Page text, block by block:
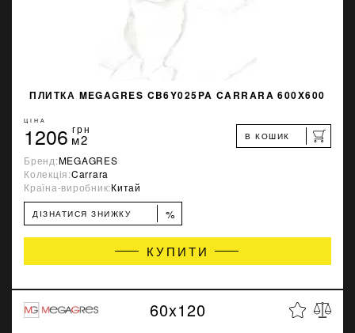
ПЛИТКА MEGAGRES CB6Y025PA CARRARA 600X600
ЦІНА
1206 грн
м2 В КОШИК
Бренд:MEGAGRES
Колекція:Carrara
Країна-виробник:Китай
ДІЗНАТИСЯ ЗНИЖКУ %
КУПИТИ
60x120